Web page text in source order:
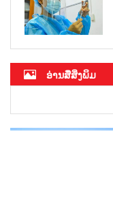
ອ່ານສື່ສິ່ງພິມ